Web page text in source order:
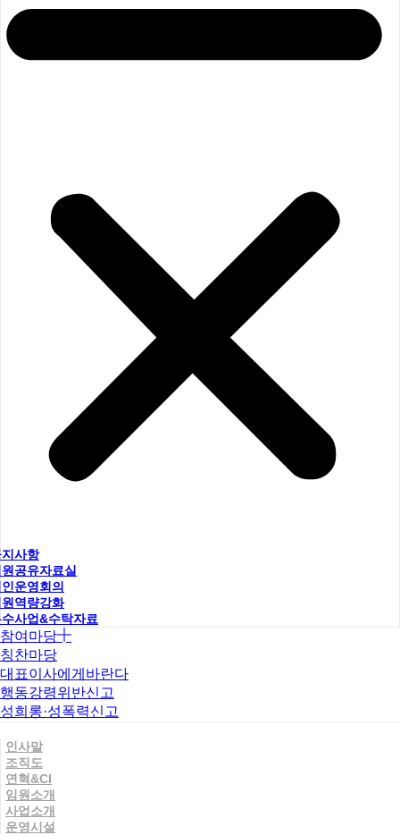
사항
공유자료실
운영회의
역량강화
사업&수탁자료
참여마당
칭찬마당
대표이사에게바란다
행동강령위반신고
성희롱·성폭력신고
인사말
조직도
연혁&CI
임원소개
사업소개
운영시설